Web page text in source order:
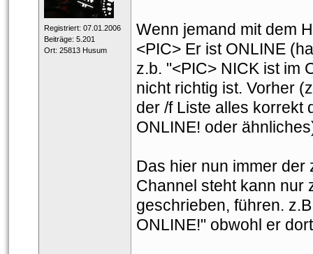
Registriert: 07.01.2006
Beiträge: 5.201
Ort: 25813 Husum
Wenn jemand mit dem
<PIC> Er ist ONLINE
z.b. "<PIC> NICK ist im
nicht richtig ist. Vorher
der /f Liste alles korrekt
ONLINE! oder
Das hier nun immer der
Channel steht kann nur
geschrieben, führen.
ONLINE!" obwohl er